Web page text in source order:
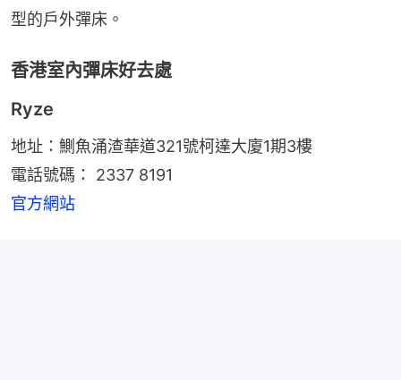
型的戶外彈床。
香港室內彈床好去處
Ryze
地址：鰂魚涌渣華道321號柯達大廈1期3樓
電話號碼： 2337 8191
官方網站